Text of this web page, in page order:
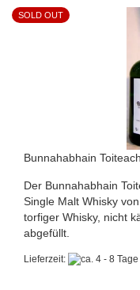
SOLD OUT
Bunnahabhain Toiteach
Der Bunnahabhain
Single Malt Whisky
torfiger Whisky, nicht
abgefüllt.
Lieferzeit: